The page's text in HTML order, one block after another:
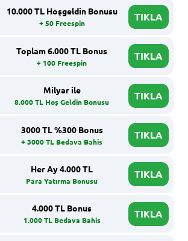
10.000 TL Hoşgeldin Bonusu
+ 50 Freespin
TIKLA
Toplam 6.000 TL Bonus
+ 100 Freespin
TIKLA
Milyar ile
8.000 TL Hoş Geldin Bonusu
TIKLA
3000 TL %300 Bonus
+ 3000 TL Bedava Bahis
TIKLA
Her Ay 4.000 TL
Para Yatırma Bonusu
TIKLA
4.000 TL Bonus
1.000 TL Bedava Bahis
TIKLA